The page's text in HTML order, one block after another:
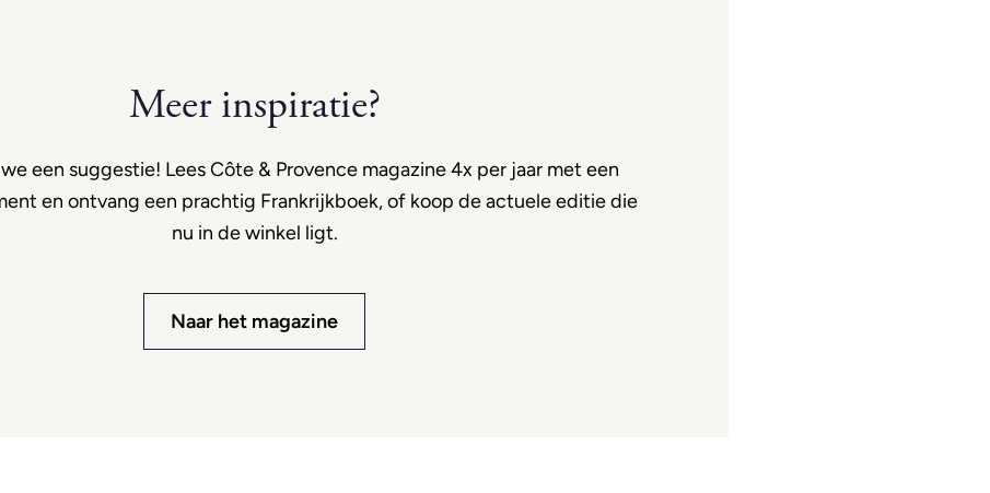
Meer inspiratie?
een suggestie! Lees Côte & Provence magazine 4x per jaar met een
en ontvang een prachtig Frankrijkboek, of koop de actuele editie die
nu in de winkel ligt.
Naar het magazine